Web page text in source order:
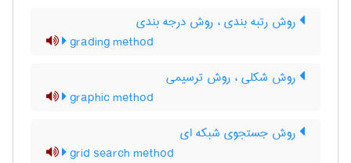
روش رتبه بندی ، روش درجه بندی
grading method
روش شکلی ، روش ترسیمی
graphic method
روش جستجوی شبکه ای
grid search method